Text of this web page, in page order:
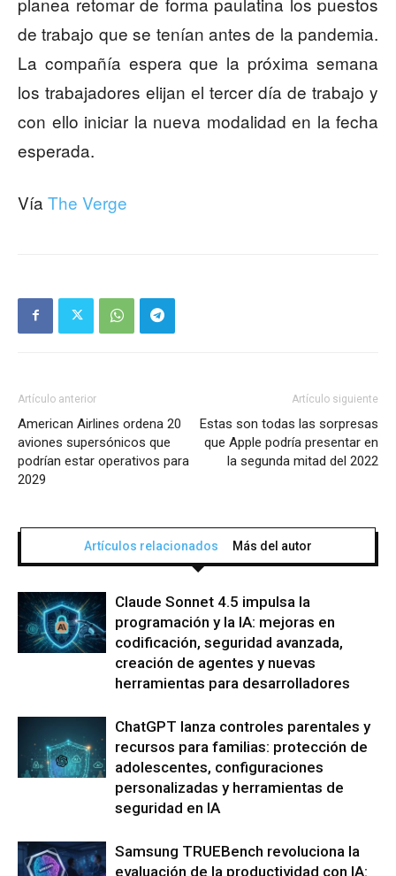
de trabajo que se tenían antes de la pandemia.
La compañía espera que la próxima semana
los trabajadores elijan el tercer día de trabajo y
con ello iniciar la nueva modalidad en la fecha
esperada.
Vía The Verge
Artículo anterior
American Airlines ordena 20
aviones supersónicos que
podrían estar operativos para
2029
Artículo siguiente
Estas son todas las sorpresas
que Apple podría presentar en
la segunda mitad del 2022
Artículos relacionados Más del autor
Claude Sonnet 4.5 impulsa la
programación y la IA: mejoras en
codificación, seguridad avanzada,
creación de agentes y nuevas
herramientas para desarrolladores
ChatGPT lanza controles parentales y
recursos para familias: protección de
adolescentes, configuraciones
personalizadas y herramientas de
seguridad en IA
Samsung TRUEBench revoluciona la
evaluación de la productividad con IA: